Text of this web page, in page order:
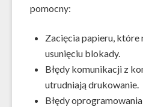
pomocny:
Zacięcia papieru, które
usunięciu blokady.
Błędy komunikacji z
utrudniają drukowanie.
Błędy